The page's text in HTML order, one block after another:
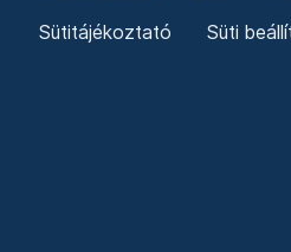
Sütitájékoztató Süti